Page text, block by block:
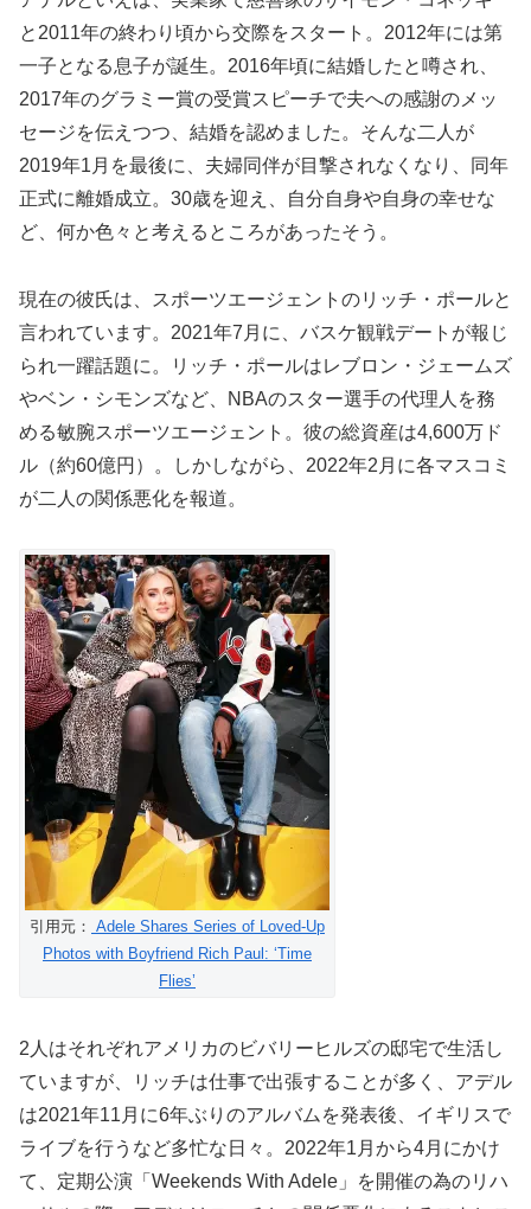
と2011年の終わり頃から交際をスタート。2012年には第
一子となる息子が誕生。2016年頃に結婚したと噂され、
2017年のグラミー賞の受賞スピーチで夫への感謝のメッ
セージを伝えつつ、結婚を認めました。そんな二人が
2019年1月を最後に、夫婦同伴が目撃されなくなり、同年
正式に離婚成立。30歳を迎え、自分自身や自身の幸せな
ど、何か色々と考えるところがあったそう。
現在の彼氏は、スポーツエージェントのリッチ・ポールと
言われています。2021年7月に、バスケ観戦デートが報じ
られ一躍話題に。リッチ・ポールはレブロン・ジェームズ
やベン・シモンズなど、NBAのスター選手の代理人を務
める敏腕スポーツエージェント。彼の総資産は4,600万ド
ル（約60億円）。しかしながら、2022年2月に各マスコミ
が二人の関係悪化を報道。
引用元： Adele Shares Series of Loved-Up
Photos with Boyfriend Rich Paul: ‘Time
Flies’
2人はそれぞれアメリカのビバリーヒルズの邸宅で生活し
ていますが、リッチは仕事で出張することが多く、アデル
は2021年11月に6年ぶりのアルバムを発表後、イギリスで
ライブを行うなど多忙な日々。2022年1月から4月にかけ
て、定期公演「Weekends With Adele」を開催の為のリハ